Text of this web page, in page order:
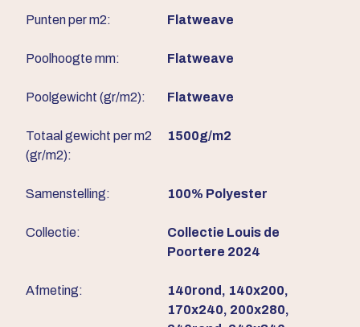
Punten per m2: Flatweave
Poolhoogte mm: Flatweave
Poolgewicht (gr/m2): Flatweave
Totaal gewicht per m2
(gr/m2):
1500g/m2
Samenstelling: 100% Polyester
Collectie:
Collectie Louis de
Poortere 2024
Afmeting:
140rond, 140x200,
170x240, 200x280,